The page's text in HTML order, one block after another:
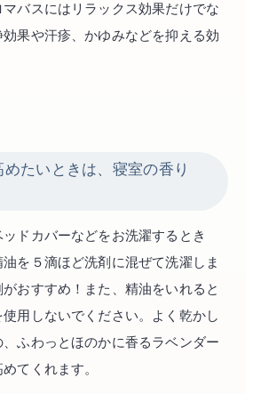
バスにはリラックス効果だけでな
効果や汗疹、かゆみなどを抑える効
めたいときは、寝室の香り
ドカバーなどをお洗濯するとき
を５滴ほど洗剤に混ぜて洗濯しま
おすすめ！また、精油をいれると
用しないでください。よく乾かし
ふわっとほのかに香るラベンダー
てくれます。